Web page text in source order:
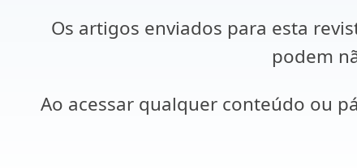
Os artigos enviados para esta
podem
Ao acessar qualquer conteúdo ou